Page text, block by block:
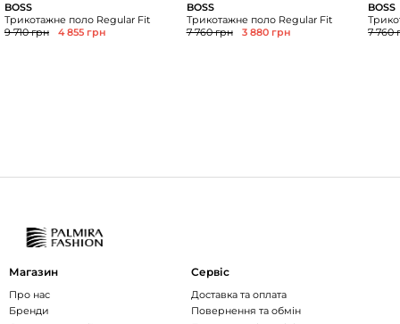
BOSS
Трикотажне поло Regular Fit
9 710 грн
4 855 грн
BOSS
Трикотажне поло Regular Fit
7 760 грн
3 880 грн
BOSS
7 760
Магазин
Про нас
Бренди
Сервіс
Доставка та оплата
Повернення та обмін